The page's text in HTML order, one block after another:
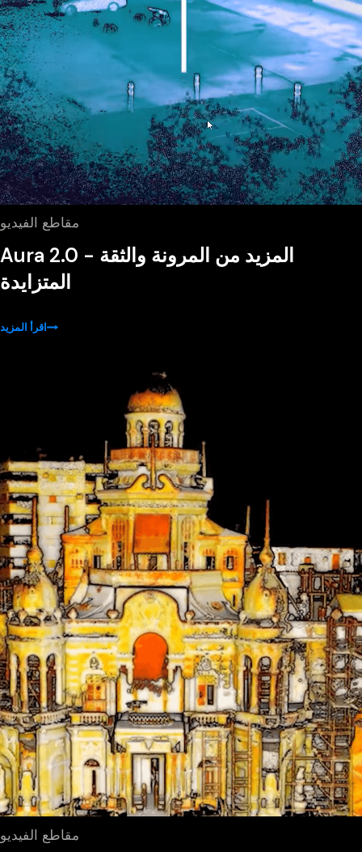
مقاطع الفيديو
Aura 2.0 - المزيد من المرونة والثقة
المتزايدة
اقرأ المزيد
مقاطع الفيديو